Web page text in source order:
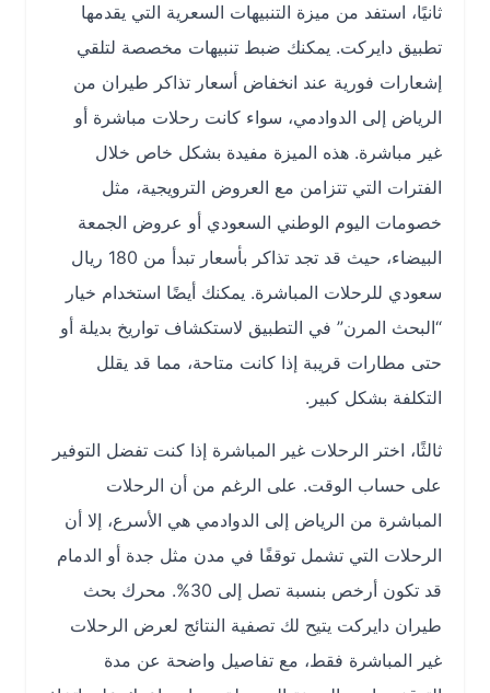
ثانيًا، استفد من ميزة التنبيهات السعرية التي يقدمها
تطبيق دايركت. يمكنك ضبط تنبيهات مخصصة لتلقي
إشعارات فورية عند انخفاض أسعار تذاكر طيران من
الرياض إلى الدوادمي، سواء كانت رحلات مباشرة أو
غير مباشرة. هذه الميزة مفيدة بشكل خاص خلال
الفترات التي تتزامن مع العروض الترويجية، مثل
خصومات اليوم الوطني السعودي أو عروض الجمعة
البيضاء، حيث قد تجد تذاكر بأسعار تبدأ من 180 ريال
سعودي للرحلات المباشرة. يمكنك أيضًا استخدام خيار
“البحث المرن” في التطبيق لاستكشاف تواريخ بديلة أو
حتى مطارات قريبة إذا كانت متاحة، مما قد يقلل
التكلفة بشكل كبير.
ثالثًا، اختر الرحلات غير المباشرة إذا كنت تفضل التوفير
على حساب الوقت. على الرغم من أن الرحلات
المباشرة من الرياض إلى الدوادمي هي الأسرع، إلا أن
الرحلات التي تشمل توقفًا في مدن مثل جدة أو الدمام
قد تكون أرخص بنسبة تصل إلى 30%. محرك بحث
طيران دايركت يتيح لك تصفية النتائج لعرض الرحلات
غير المباشرة فقط، مع تفاصيل واضحة عن مدة